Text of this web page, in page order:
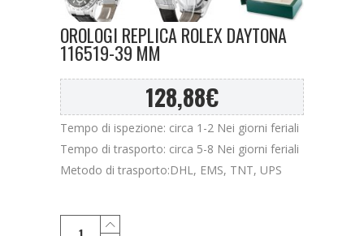
OROLOGI REPLICA ROLEX DAYTONA
116519-39 MM
128,88€
Tempo di ispezione: circa 1-2 Nei giorni feriali
Tempo di trasporto: circa 5-8 Nei giorni feriali
Metodo di trasporto:DHL, EMS, TNT, UPS